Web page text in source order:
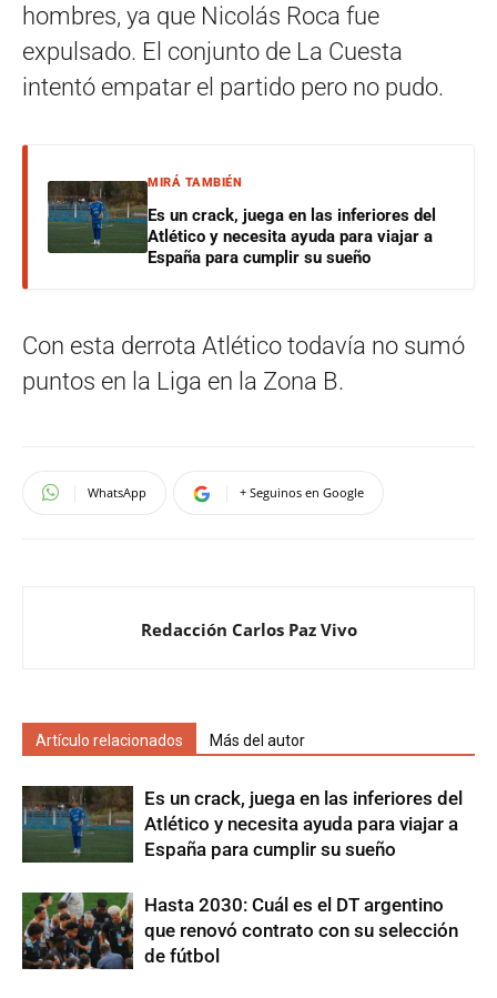
hombres, ya que Nicolás Roca fue
expulsado. El conjunto de La Cuesta
intentó empatar el partido pero no pudo.
MIRÁ TAMBIÉN
Es un crack, juega en las inferiores del
Atlético y necesita ayuda para viajar a
España para cumplir su sueño
Con esta derrota Atlético todavía no sumó
puntos en la Liga en la Zona B.
WhatsApp + Seguinos en Google
Redacción Carlos Paz Vivo
Artículo relacionados Más del autor
Es un crack, juega en las inferiores del
Atlético y necesita ayuda para viajar a
España para cumplir su sueño
Hasta 2030: Cuál es el DT argentino
que renovó contrato con su selección
de fútbol